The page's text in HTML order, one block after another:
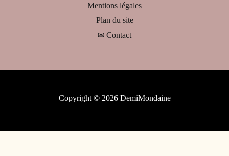
Mentions légales
Plan du site
✉ Contact
Copyright © 2026 DemiMondaine